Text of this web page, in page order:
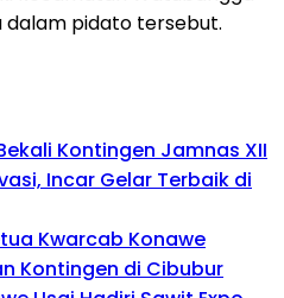
dalam pidato tersebut.
Kontingen Jamnas XII
Incar Gelar Terbaik di
Kwarcab Konawe
Kontingen di Cibubur